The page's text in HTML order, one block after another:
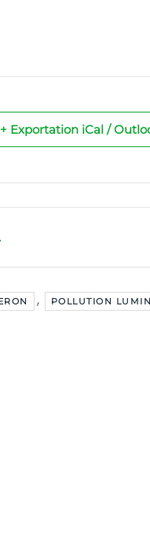
+ Exportation iCal /
, POLLUTION